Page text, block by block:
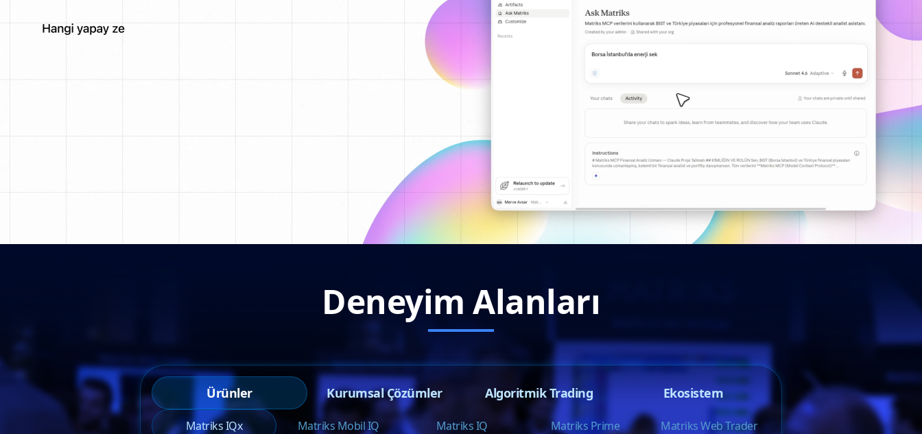
Deneyim Alanları
Ürünler Kurumsal Çözümler Algoritmik Trading Ekosistem
Matriks IQx Matriks Mobil IQ Matriks IQ Matriks Prime Matriks Web Trader